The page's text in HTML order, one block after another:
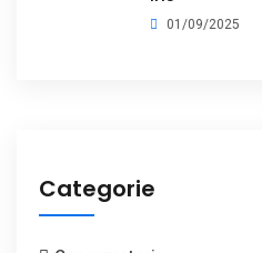
01/09/2025
Categorie